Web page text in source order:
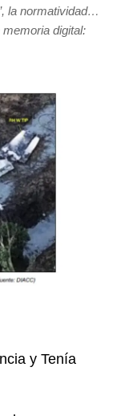
la normatividad…
digital:
y Tenía